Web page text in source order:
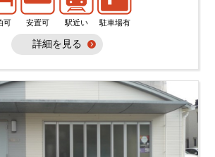
可 安置可 駅近い 駐車場有
詳細を見る